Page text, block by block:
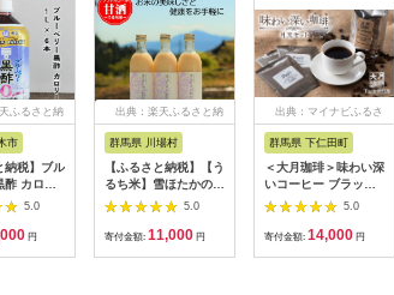
ふるさと納
市
納税】ブル
カロリ
本
5.0
円
出典：楽天ふるさと納
群馬県 川場村
【ふるさと納税】【う
るち米】雪ほたかの飲
む糀「3本セット」
【1411579】
5.0
寄付金額: 11,000 円
出典：マイナビふるさ
群馬県 下仁田町
＜大月珈琲＞味わい深
いコーヒー ブラック
セット F21K-645
5.0
寄付金額: 14,000 円